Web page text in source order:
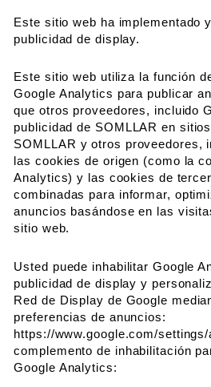
Este sitio web ha implementado
publicidad de display.
Este sitio web utiliza la función
Google Analytics para publicar
que otros proveedores, incluido
publicidad de SOMLLAR en
SOMLLAR y otros proveedores,
las cookies de origen (como la
Analytics) y las cookies de
combinadas para informar,
anuncios basándose en las
sitio web.
Usted puede inhabilitar Google
publicidad de display y
Red de Display de Google
preferencias de anuncios:
https://www.google.com/
complemento de inhabilitación
Google Analytics: